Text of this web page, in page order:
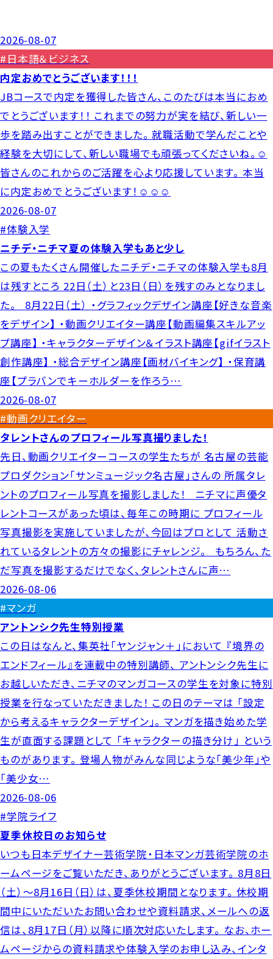
2026-08-07
#日本語＆ビジネス
内定おめでとうございます！！！
JBコースで内定を獲得した皆さん、このたびは本当におめ
でとうございます！！ これまでの努力が実を結び、新しい一
歩を踏み出すことができました。 就職活動で学んだことや
経験を大切にして、新しい職場でも頑張ってくださいね。☺️
皆さんのこれからのご活躍を心より応援しています。 本当
に内定おめでとうございます！☺️☺️☺️
2026-08-07
#体験入学
ニチデ・ニチマ夏の体験入学もあと少し
この夏もたくさん開催したニチデ・ニチマの体験入学も8月
は残すところ 22日（土）と23日（日）を残すのみとなりまし
た。 8月22日（土） ・グラフィックデザイン講座【好きな音楽
をデザイン】 ・動画クリエイター講座【動画編集スキルアッ
プ講座】 ・キャラクターデザイン＆イラスト講座【gifイラスト
創作講座】 ・総合デザイン講座【画材バイキング】 ・保育講
座【プラバンでキーホルダーを作ろう…
2026-08-07
#動画クリエイター
タレントさんのプロフィール写真撮りました！
先日、動画クリエイターコースの学生たちが 名古屋の芸能
プロダクション「サンミュージック名古屋」さんの 所属タレ
ントのプロフィール写真を撮影しました！ ニチマに声優タ
レントコースがあった頃は、毎年この時期に プロフィール
写真撮影を実施していましたが、今回はプロとして 活動さ
れているタレントの方々の撮影にチャレンジ。 もちろん、た
だ写真を撮影するだけでなく、タレントさんに声…
2026-08-06
#マンガ
アントンシク先生特別授業
この日はなんと、集英社「ヤンジャン＋」において 『境界の
エンドフィール』を連載中の特別講師、 アントンシク先生に
お越しいただき、ニチマのマンガコースの学生を対象に特別
授業を行なっていただきました！ この日のテーマは 「設定
から考えるキャラクターデザイン」。 マンガを描き始めた学
生が直面する課題として 「キャラクターの描き分け」 という
ものがあります。 登場人物がみんな同じような「美少年」や
「美少女…
2026-08-06
#学院ライフ
夏季休校日のお知らせ
いつも日本デザイナー芸術学院・日本マンガ芸術学院のホ
ームページをご覧いただき、ありがとうございます。 8月8日
（土）～8月16日（日）は、夏季休校期間となります。 休校期
間中にいただいたお問い合わせや資料請求、メールへの返
信は、8月17日（月）以降に順次対応いたします。 なお、ホー
ムページからの資料請求や体験入学のお申し込み、インタ